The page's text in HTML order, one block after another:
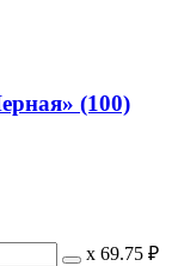
(100)
х 69.75 ₽